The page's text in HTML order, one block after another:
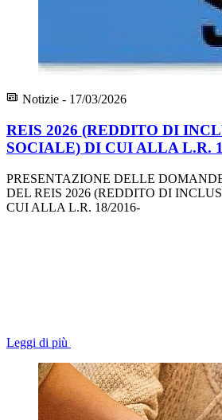
Notizie - 17/03/2026
REIS 2026 (REDDITO DI
SOCIALE) DI CUI ALLA L.R.
PRESENTAZIONE DELLE
DEL REIS 2026 (REDDITO DI
CUI ALLA L.R. 18/2016-
Leggi di più